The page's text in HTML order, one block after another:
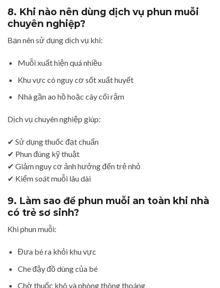
8. Khi nào nên dùng dịch vụ phun muỗi
chuyên nghiệp?
Bạn nên sử dụng dịch vụ khi:
Muỗi xuất hiện quá nhiều
Khu vực có nguy cơ sốt xuất huyết
Nhà gần ao hồ hoặc cây cối rậm
Dịch vụ chuyên nghiệp giúp:
✔ Sử dụng thuốc đạt chuẩn
✔ Phun đúng kỹ thuật
✔ Giảm nguy cơ ảnh hưởng đến trẻ nhỏ
✔ Kiểm soát muỗi lâu dài
9. Làm sao để phun muỗi an toàn khi nhà
có trẻ sơ sinh?
Khi phun muỗi:
Đưa bé ra khỏi khu vực
Che đậy đồ dùng của bé
Chờ thuốc khô và phòng thông thoáng